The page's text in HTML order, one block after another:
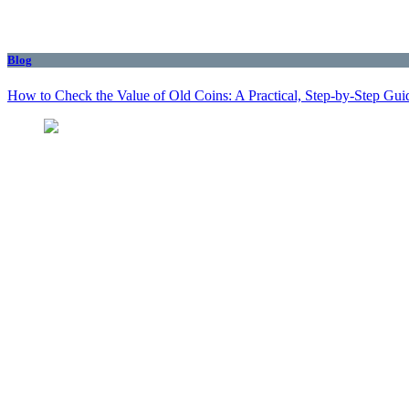
Blog
How to Check the Value of Old Coins: A Practical, Step-by-Step